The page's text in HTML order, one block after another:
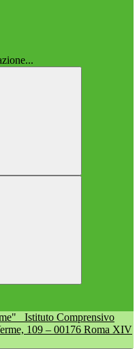
Istituto Comprensivo
109 – 00176 Roma XIV